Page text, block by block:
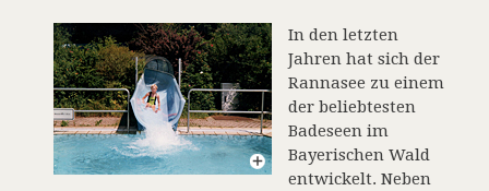
In den letzten
Jahren hat sich der
Rannasee zu einem
der beliebtesten
Badeseen im
Bayerischen Wald
entwickelt. Neben